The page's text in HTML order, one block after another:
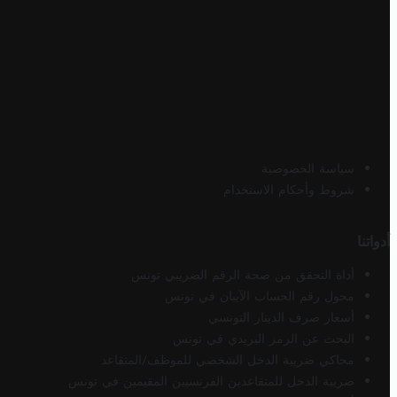
سياسة الخصوصية
شروط وأحكام الاستخدام
أدواتنا
أداة التحقق من صحة الرقم الضريبي تونس
محول رقم الحساب الآيبان في تونس
أسعار صرف الدينار التونسي
البحث عن الرمز البريدي في تونس
محاكي ضريبة الدخل الشخصي للموظف/المتقاعد
ضريبة الدخل للمتقاعدين الفرنسيين المقيمين في تونس